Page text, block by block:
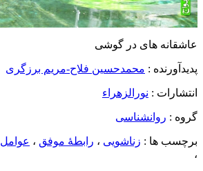
عاشقانه های در گوشی
پدیدآورنده : محمدحسین فلاح-مریم برزگری
انتشارات : نورالزهراء
گروه : روانشناسی
برچسب ها : زناشویی ، رابطۀ موفق ، عوامل
،